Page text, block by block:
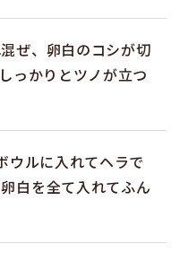
ぜ、卵白のコシが切
っかりとツノが立つ
ウルに入れてヘラで
白を全て入れてふん